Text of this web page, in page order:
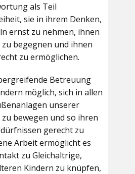
als Teil
sie in ihrem Denken,
ernst zu nehmen, ihnen
begegnen und ihnen
zu ermöglichen.
Betreuung
möglich, sich in allen
unserer
bewegen und so ihren
gerecht zu
Arbeit ermöglicht es
zu Gleichaltrige,
Kindern zu knüpfen,